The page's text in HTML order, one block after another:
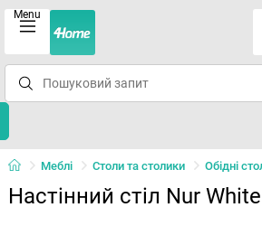
Menu
Меблі Столи та столики Обідні
Настінний стіл Nur White